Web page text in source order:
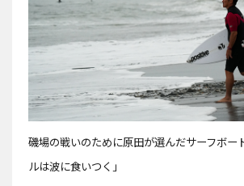
磯場の戦いのために原田が選んだサーフボー
ルは波に食いつく」